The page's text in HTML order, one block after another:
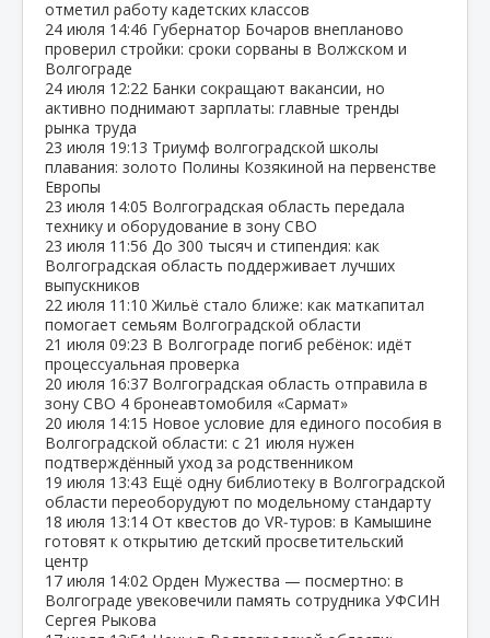
отметил работу кадетских классов
24 июля 14:46 Губернатор Бочаров внепланово
проверил стройки: сроки сорваны в Волжском и
Волгограде
24 июля 12:22 Банки сокращают вакансии, но
активно поднимают зарплаты: главные тренды
рынка труда
23 июля 19:13 Триумф волгоградской школы
плавания: золото Полины Козякиной на первенстве
Европы
23 июля 14:05 Волгоградская область передала
технику и оборудование в зону СВО
23 июля 11:56 До 300 тысяч и стипендия: как
Волгоградская область поддерживает лучших
выпускников
22 июля 11:10 Жильё стало ближе: как маткапитал
помогает семьям Волгоградской области
21 июля 09:23 В Волгограде погиб ребёнок: идёт
процессуальная проверка
20 июля 16:37 Волгоградская область отправила в
зону СВО 4 бронеавтомобиля «Сармат»
20 июля 14:15 Новое условие для единого пособия в
Волгоградской области: с 21 июля нужен
подтверждённый уход за родственником
19 июля 13:43 Ещё одну библиотеку в Волгоградской
области переоборудуют по модельному стандарту
18 июля 13:14 От квестов до VR‑туров: в Камышине
готовят к открытию детский просветительский
центр
17 июля 14:02 Орден Мужества — посмертно: в
Волгограде увековечили память сотрудника УФСИН
Сергея Рыкова